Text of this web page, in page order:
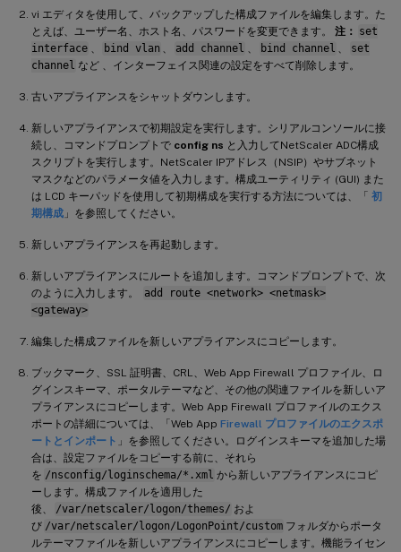
vi エディタを使用して、バックアップした構成ファイルを編集します。た
とえば、ユーザー名、ホスト名、パスワードを変更できます。 注：
set
interface
bind vlan add channel bind channel
set
channel など 、インターフェイス関連の設定をすべて削除します。
古いアプライアンスをシャットダウンします。
新しいアプライアンスで初期設定を実行します。シリアルコンソールに接
続し、コマンドプロンプトで config ns と入力してNetScaler ADC構成
スクリプトを実行します。NetScaler IPアドレス（NSIP）やサブネット
マスクなどのパラメータ値を入力します。構成ユーティリティ (GUI) また
は LCD キーパッドを使用して初期構成を実行する方法については、「 初
期構成 」を参照してください。
新しいアプライアンスを再起動します。
新しいアプライアンスにルートを追加します。コマンドプロンプトで、次
のように入力します。
add route <network> <netmask>
<gateway>
編集した構成ファイルを新しいアプライアンスにコピーします。
ブックマーク、SSL 証明書、CRL、Web App Firewall プロファイル、ロ
グインスキーマ、ポータルテーマなど、その他の関連ファイルを新しいア
プライアンスにコピーします。Web App Firewall プロファイルのエクス
ポートの詳細については、「Web App Firewall プロファイルのエクスポ
ートとインポート 」を参照してください。ログインスキーマを追加した場
合は、設定ファイルをコピーする前に、それら
を /nsconfig/loginschema/*.xml から新しいアプライアンスにコピ
ーします。構成ファイルを適用した
後、
/var/netscaler/logon/themes/ およ
び /var/netscaler/logon/LogonPoint/custom フォルダからポータ
ルテーマファイルを新しいアプライアンスにコピーします。機能ライセン